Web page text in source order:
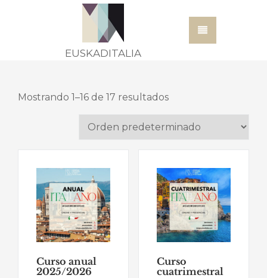
EUSKADITALIA
Mostrando 1–16 de 17 resultados
Curso anual
2025/2026
Curso
cuatrimestral